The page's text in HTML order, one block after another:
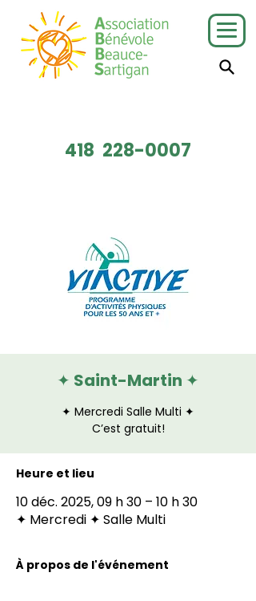
418 228-0007
✦ Saint-Martin ✦
✦ Mercredi Salle Multi ✦
C’est gratuit!
Heure et lieu
10 déc. 2025, 09 h 30 – 10 h 30
✦ Mercredi ✦ Salle Multi
À propos de l'événement